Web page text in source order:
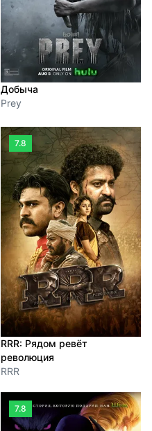
Добыча
Prey
7.8
RRR: Рядом ревёт
революция
RRR
7.8